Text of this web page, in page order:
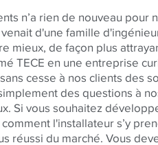
n’a rien de nouveau pour
d'une famille
mieux, de façon plus
TECE en une entreprise
cesse à nos clients des
des questions à
Si vous souhaitez
l'installateur s’y
réussi du marché. Vous